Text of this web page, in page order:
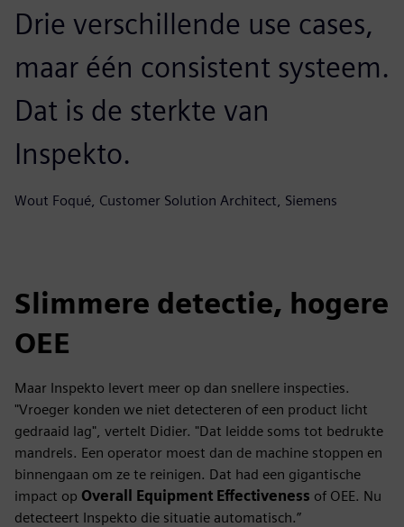
Drie verschillende use cases,
maar één consistent systeem.
Dat is de sterkte van
Inspekto.
Wout Foqué, Customer Solution Architect, Siemens
Slimmere detectie, hogere
OEE
Maar Inspekto levert meer op dan snellere inspecties.
"Vroeger konden we niet detecteren of een product licht
gedraaid lag", vertelt Didier. "Dat leidde soms tot bedrukte
mandrels. Een operator moest dan de machine stoppen en
binnengaan om ze te reinigen. Dat had een gigantische
impact op Overall Equipment Effectiveness of OEE. Nu
detecteert Inspekto die situatie automatisch.”